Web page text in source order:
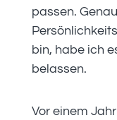
passen.
bin, habe ich
belassen.
Vor einem